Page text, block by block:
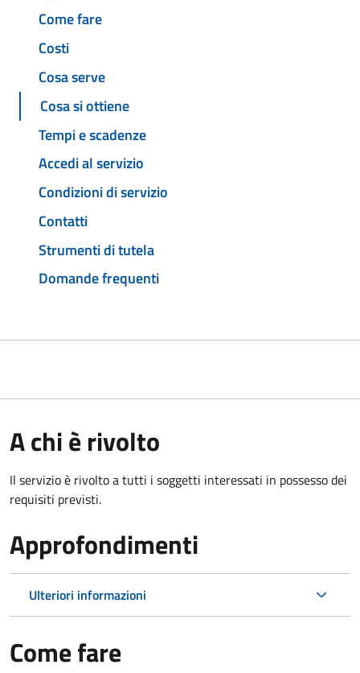
Come fare
Costi
Cosa serve
Cosa si ottiene
Tempi e scadenze
Accedi al servizio
Condizioni di servizio
Contatti
Strumenti di tutela
Domande frequenti
A chi è rivolto
Il servizio è rivolto a tutti i soggetti interessati in possesso dei
requisiti previsti.
Approfondimenti
Ulteriori informazioni
Come fare